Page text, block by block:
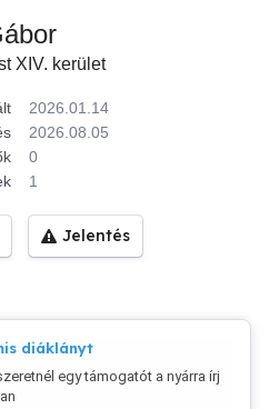
XIV. kerület
2026.01.14
2026.08.05
0
1
Jelentés
diáklányt
egy támogatót a nyárra írj